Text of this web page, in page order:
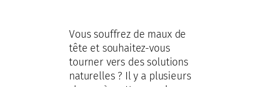
Vous souffrez de maux de
tête et souhaitez-vous
tourner vers des solutions
naturelles ? Il y a plusieurs